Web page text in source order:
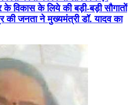
विकास के लिये की बड़ी-बड़ी सौगातों
की जनता ने मुख्यमंत्री डॉ. यादव का